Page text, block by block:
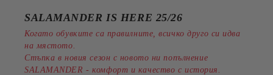
SALAMANDER IS HERE 25/26
Когато обувките са правилните, всичко друго си идва
на мястото.
Стъпка в новия сезон с новото ни попълнение
SALAMANDER - комфорт и качество с история.